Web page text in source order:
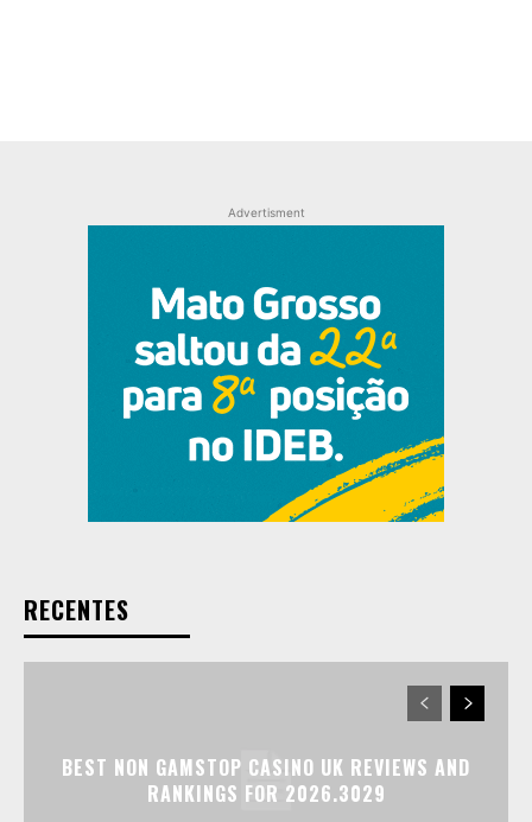
Advertisment
RECENTES
BEST NON GAMSTOP CASINO UK REVIEWS AND
RANKINGS FOR 2026.3029